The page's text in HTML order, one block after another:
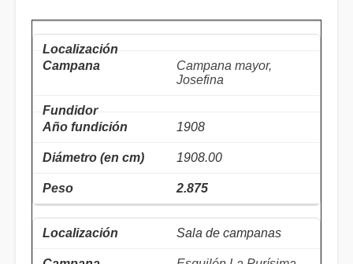
Campana mayor,
Josefina
1908
1908.00
2.875
Sala de campanas